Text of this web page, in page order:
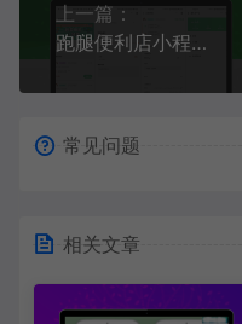
上一篇：
跑腿便利店小程序开源版源码
常见问题
相关文章